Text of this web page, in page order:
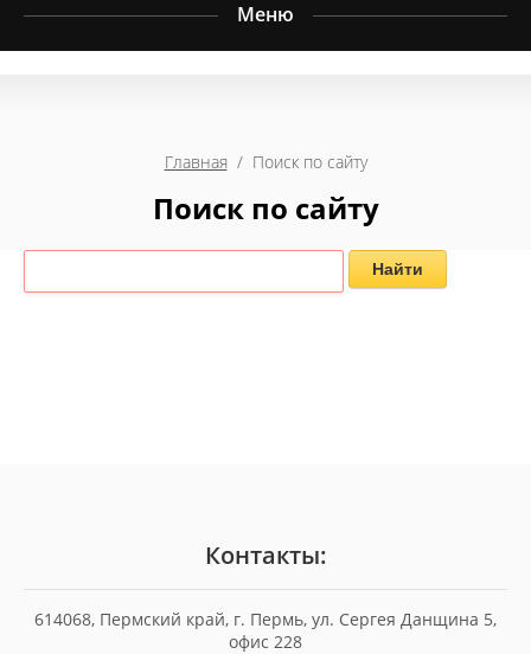
Меню
Главная
  /  Поиск по сайту
Поиск по сайту
Найти
Контакты:
614068, Пермский край, г. Пермь, ул. Сергея Данщина 5,
офис 228